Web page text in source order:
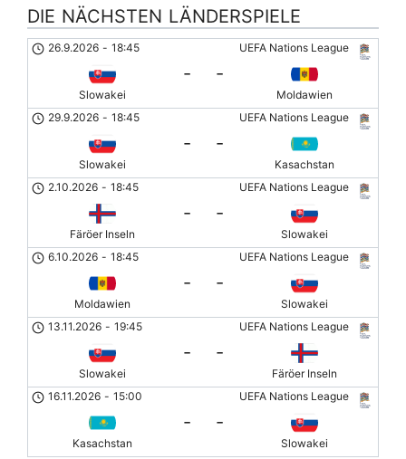
DIE NÄCHSTEN LÄNDERSPIELE
UEFA Nations League
26.9.2026 - 18:45
Slowakei
- -
Moldawien
UEFA Nations League
29.9.2026 - 18:45
Slowakei
- -
Kasachstan
UEFA Nations League
2.10.2026 - 18:45
Färöer Inseln
- -
Slowakei
UEFA Nations League
6.10.2026 - 18:45
Moldawien
- -
Slowakei
UEFA Nations League
13.11.2026 - 19:45
Slowakei
- -
Färöer Inseln
UEFA Nations League
16.11.2026 - 15:00
Kasachstan
- -
Slowakei